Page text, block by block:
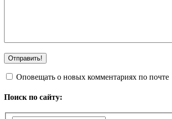
Оповещать о новых комментариях по почте
Поиск по сайту: